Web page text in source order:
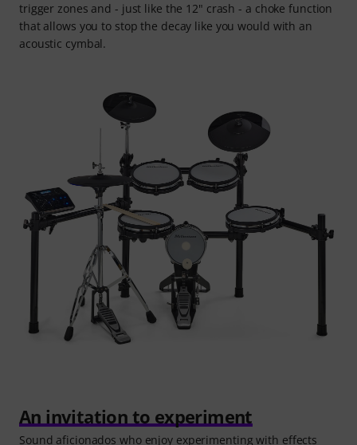
trigger zones and - just like the 12" crash - a choke function
that allows you to stop the decay like you would with an
acoustic cymbal.
An invitation to experiment
Sound aficionados who enjoy experimenting with effects